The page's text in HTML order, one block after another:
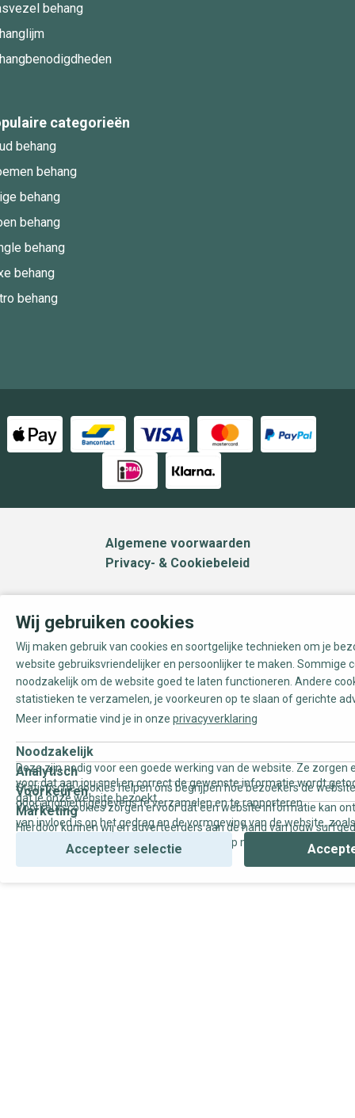
behang
categorieën
behang
behang
behang
behang
behang
behang
behang
Algemene voorwaarden
Privacy- & Cookiebeleid
Wij gebruiken cookies
Wij maken gebruik van cookies en soortgelijke technieken om je
website gebruiksvriendelijker en persoonlijker te maken. Sommige
noodzakelijk om de website goed te laten functioneren. Andere
statistieken te verzamelen, je voorkeuren op te slaan of gerichte
Meer informatie vind je in onze privacyverklaring
Noodzakelijk
Deze zijn nodig voor een goede werking van de website. Ze zorgen
voor dat aan jou snel en correct de gewenste informatie wordt
dat je onze website bezoekt.
Analytisch
Statistische cookies helpen ons begrijpen hoe bezoekers de
door anoniem gegevens te verzamelen en te rapporteren.
Voorkeuren
Voorkeurscookies zorgen ervoor dat een website informatie kan
van invloed is op het gedrag en de vormgeving van de website,
Marketing
Hierdoor kunnen wij en adverteerders aan de hand van jouw
gepersonaliseerde online advertenties en op maat gemaakte
Accepteer selectie